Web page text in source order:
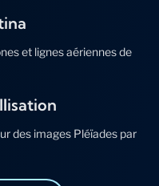
et lignes aériennes de
des images Pléïades par